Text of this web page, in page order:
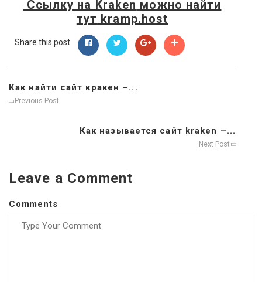
Ссылку на Kraken можно найти
тут kramp.host
Share this post
Как найти сайт кракен –...
Previous Post
Как называется сайт kraken –...
Next Post
Leave a Comment
Comments